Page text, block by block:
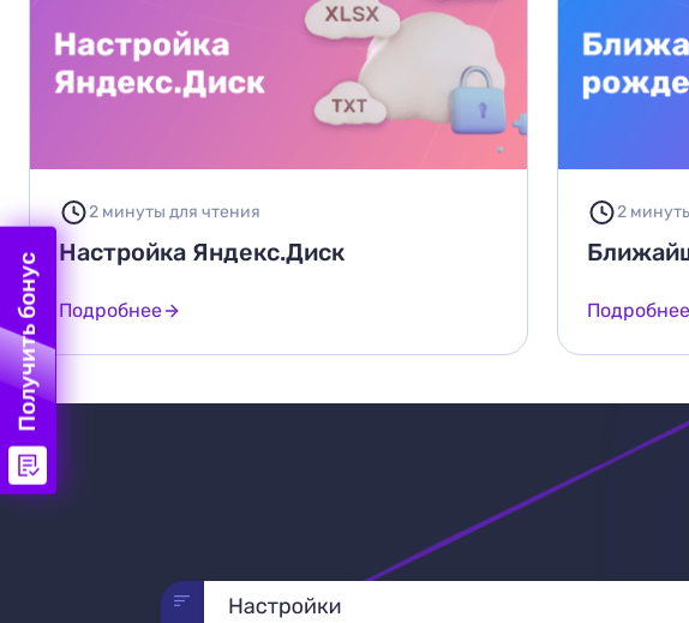
2 минуты для чтения
Настройка Яндекс.Диск
Подробнее
2
Подробнее
Получить бонус